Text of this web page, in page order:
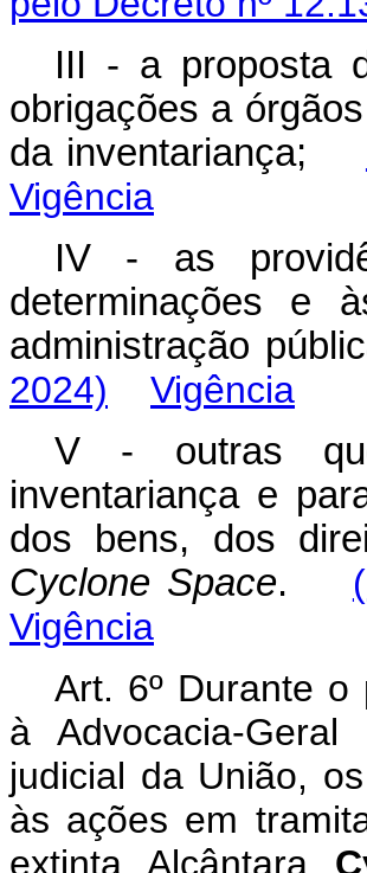
III - a proposta
obrigações a
da inventariança;
Vigência
IV - as
determinações e
administração
2024)
Vigência
V - outras
inventariança e
dos bens, dos
Cyclone Space.
Vigência
Art. 6º Durante o
à Advocacia-
judicial da União,
às ações em
extinta Alcântara